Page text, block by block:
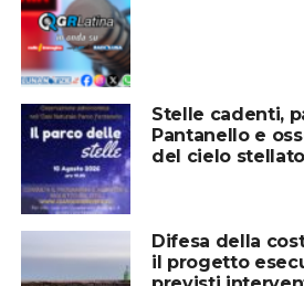
Stelle cadenti,
Pantanello e
del cielo stellato
Difesa della
il progetto